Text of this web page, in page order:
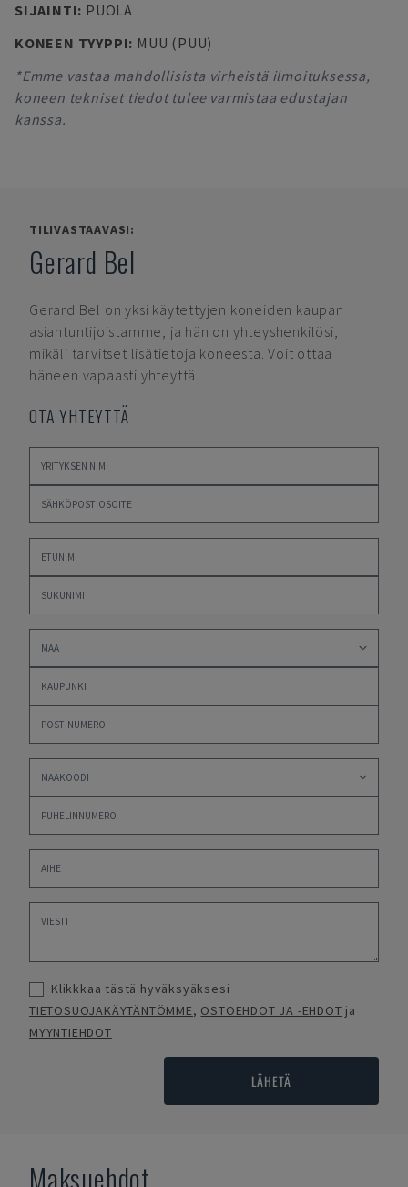
SIJAINTI: PUOLA
KONEEN TYYPPI: MUU (PUU)
*Emme vastaa mahdollisista virheistä ilmoituksessa,
koneen tekniset tiedot tulee varmistaa edustajan
kanssa.
TILIVASTAAVASI:
Gerard Bel
Gerard Bel on yksi käytettyjen koneiden kaupan
asiantuntijoistamme, ja hän on yhteyshenkilösi,
mikäli tarvitset lisätietoja koneesta. Voit ottaa
häneen vapaasti yhteyttä.
OTA YHTEYTTÄ
Klikkkaa tästä hyväksyäksesi
TIETOSUOJAKÄYTÄNTÖMME, OSTOEHDOT JA -EHDOT ja
MYYNTIEHDOT
LÄHETÄ
Maksuehdot